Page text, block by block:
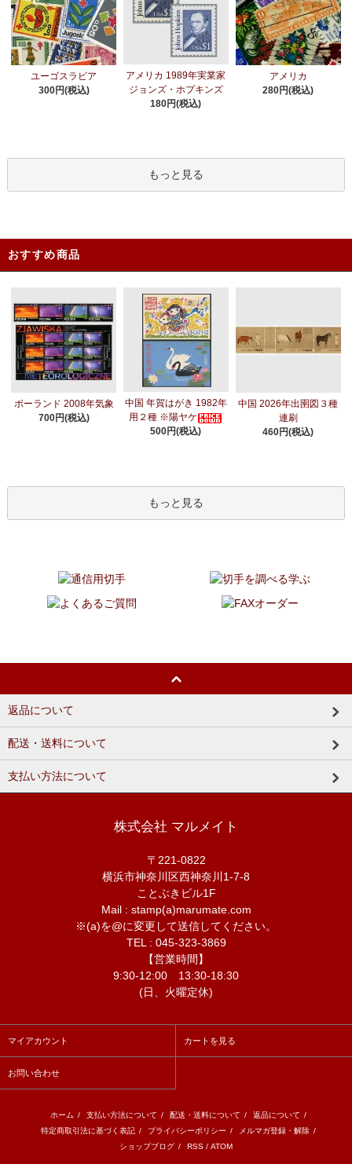
ユーゴスラビア
300円(税込)
アメリカ 1989年実業家
ジョンズ・ホプキンズ
180円(税込)
アメリカ
280円(税込)
もっと見る
おすすめ商品
ポーランド 2008年気象
700円(税込)
中国 年賀はがき 1982年
用２種 ※陽ヤケ
500円(税込)
中国 2026年出圉図３種
連刷
460円(税込)
もっと見る
返品について
配送・送料について
支払い方法について
株式会社 マルメイト
〒221-0822
横浜市神奈川区西神奈川1-7-8
ことぶきビル1F
Mail : stamp(a)marumate.com
※(a)を@に変更して送信してください。
TEL : 045-323-3869
【営業時間】
9:30-12:00 13:30-18:30
(日、火曜定休)
マイアカウント カートを見る
お問い合わせ
ホーム / 支払い方法について / 配送・送料について / 返品について /
特定商取引法に基づく表記 / プライバシーポリシー / メルマガ登録・解除 /
ショップブログ / RSS / ATOM